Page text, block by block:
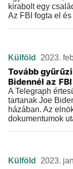
kirabolt egy
Az FBI fogta el és
Külföld 2023.
Tovább
Bidennél az FBI
A Telegraph
tartanak Joe
házában. Az
dokumentumok
Külföld 2023.